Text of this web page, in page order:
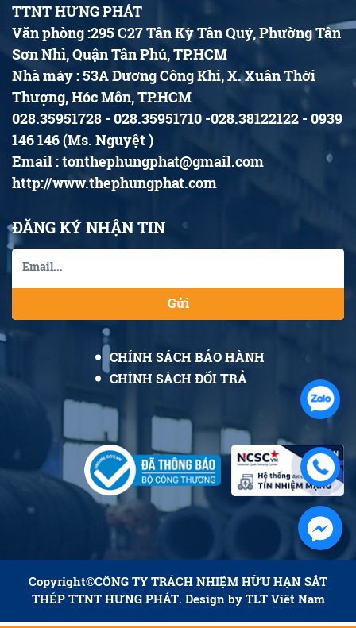
TTNT HƯNG PHÁT
Văn phòng :295 C27 Tân Kỳ Tân Quý, Phường Tân
Sơn Nhì, Quận Tân Phú, TP.HCM
Nhà máy : 53A Dương Công Khi, X. Xuân Thới
Thượng, Hóc Môn, TP.HCM
028.35951728 - 028.35951710 -028.38122122 - 0939
146 146 (Ms. Nguyệt )
Email : tonthephungphat@gmail.com
http://www.thephungphat.com
ĐĂNG KÝ NHẬN TIN
Gửi
CHÍNH SÁCH BẢO HÀNH
CHÍNH SÁCH ĐỔI TRẢ
Copyright©CÔNG TY TRÁCH NHIỆM HỮU HẠN SẮT
THÉP TTNT HƯNG PHÁT. Design by TLT Viêt Nam